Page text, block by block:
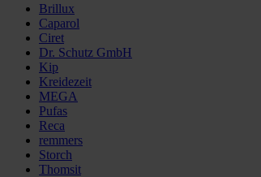
Brillux
Caparol
Ciret
Dr. Schutz GmbH
Kip
Kreidezeit
MEGA
Pufas
Reca
remmers
Storch
Thomsit